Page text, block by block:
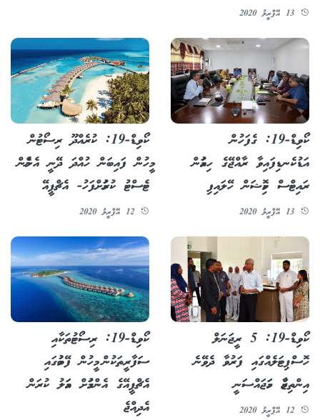
ކޯވިޑް-19: ގެފަހުން
އަޑުކެނޑިފައިވާ ރާއްޖޭގެ ހިއުމަން
ރައިޓްސް ކޮމިޝަން ހޭލައިފި
ކޯވިޑް-19: ކުރެއްދޫ ރިސޯޓުން
މީހުން ފައިބަން ހުއްދަ ދޭނީ އެންމެން
ޓެސްޓު ކުރުމަށްފަހު- އެޗްޕީއޭ
ކޯވިޑް-19: 5 ރީޖަނަލް
ހޮސްޕިޓަލެއްގައި ފަރުވާ ދެވޭނެ
އިންތިޒާމް ހަމަޖައްސަނީ
ކޯވިޑް-19: ރިސޯޓުތަކާއި
ސަފާރީތަކުން މީހުން ފޭބުމުގައި
އެޗްޕީއޭގެ އެންގުމަށް އަމަލު ކުރަން
އެދިއްޖެ